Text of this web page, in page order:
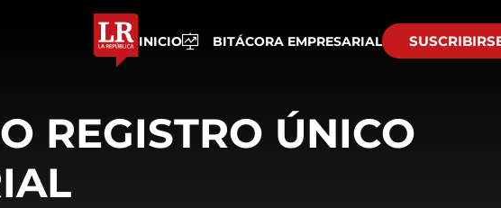
INICIO BITÁCORA EMPRESARIAL
REGISTRO ÚNICO